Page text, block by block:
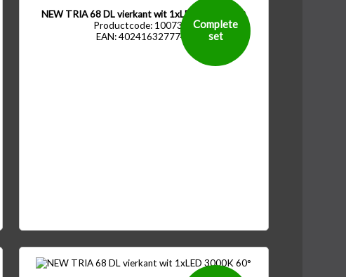
NEW TRIA 68 DL vierkant wit 1xLED 2700K 38°
Productcode: 1007393
EAN: 4024163277747
Complete
set